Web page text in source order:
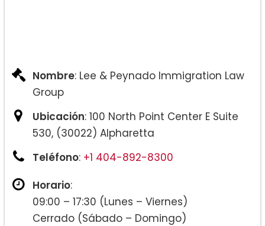
Nombre: Lee & Peynado Immigration Law
Group
Ubicación: 100 North Point Center E Suite
530, (30022) Alpharetta
Teléfono: +1 404-892-8300
Horario:
09:00 – 17:30 (Lunes – Viernes)
Cerrado (Sábado – Domingo)